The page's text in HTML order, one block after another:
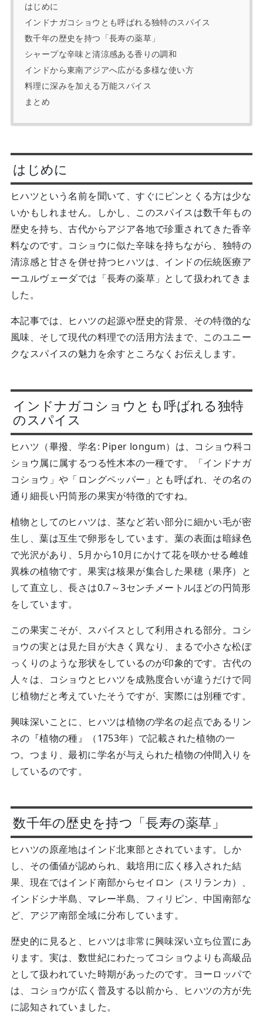
はじめに
インドナガコショウとも呼ばれる独特のスパイス
数千年の歴史を持つ「長寿の薬草」
シャープな辛味と清涼感ある香りの調和
インドから東南アジアへ広がる多様な使い方
料理に深みを加える万能スパイス
まとめ
はじめに
ヒハツという名前を聞いて、すぐにピンとくる方は少な
いかもしれません。しかし、このスパイスは数千年もの
歴史を持ち、古代からアジア各地で珍重されてきた香辛
料なのです。コショウに似た辛味を持ちながら、独特の
清涼感と甘さを併せ持つヒハツは、インドの伝統医療ア
ーユルヴェーダでは「長寿の薬草」として扱われてきま
した。
本記事では、ヒハツの起源や歴史的背景、その特徴的な
風味、そして現代の料理での活用方法まで、このユニー
クなスパイスの魅力を余すところなくお伝えします。
インドナガコショウとも呼ばれる独特
のスパイス
ヒハツ（畢撥、学名: Piper longum）は、コショウ科コ
ショウ属に属するつる性木本の一種です。「インドナガ
コショウ」や「ロングペッパー」とも呼ばれ、その名の
通り細長い円筒形の果実が特徴的ですね。
植物としてのヒハツは、茎など若い部分に細かい毛が密
生し、葉は互生で卵形をしています。葉の表面は暗緑色
で光沢があり、5月から10月にかけて花を咲かせる雌雄
異株の植物です。果実は核果が集合した果穂（果序）と
して直立し、長さは0.7～3センチメートルほどの円筒形
をしています。
この果実こそが、スパイスとして利用される部分。コシ
ョウの実とは見た目が大きく異なり、まるで小さな松ぼ
っくりのような形状をしているのが印象的です。古代の
人々は、コショウとヒハツを成熟度合いが違うだけで同
じ植物だと考えていたそうですが、実際には別種です。
興味深いことに、ヒハツは植物の学名の起点であるリン
ネの『植物の種』（1753年）で記載された植物の一
つ。つまり、最初に学名が与えられた植物の仲間入りを
しているのです。
数千年の歴史を持つ「長寿の薬草」
ヒハツの原産地はインド北東部とされています。しか
し、その価値が認められ、栽培用に広く移入された結
果、現在ではインド南部からセイロン（スリランカ）、
インドシナ半島、マレー半島、フィリピン、中国南部な
ど、アジア南部全域に分布しています。
歴史的に見ると、ヒハツは非常に興味深い立ち位置にあ
ります。実は、数世紀にわたってコショウよりも高級品
として扱われていた時期があったのです。ヨーロッパで
は、コショウが広く普及する以前から、ヒハツの方が先
に認知されていました。